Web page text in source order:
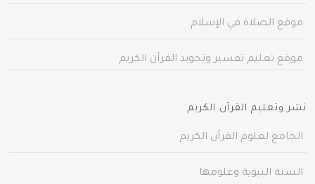
موقع الصلاة في الإسلام
موقع تعليم تفسير وتجويد القرآن الكريم
نشر وتعليم القرآن الكريم
الجامع لعلوم القرآن الكريم
السنة النبوية وعلومها